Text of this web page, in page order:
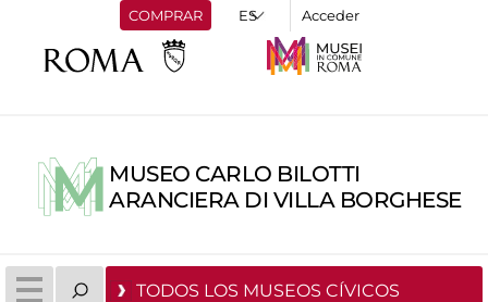
COMPRAR Acceder
MUSEO CARLO BILOTTI
ARANCIERA DI VILLA BORGHESE
TODOS LOS MUSEOS CÍVICOS